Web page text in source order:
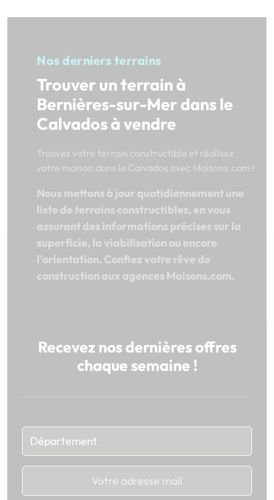
Nos derniers terrains
Trouver un terrain à
Bernières-sur-Mer dans le
Calvados à vendre
Trouvez votre terrain constructible et réalisez
votre maison dans le Calvados avec Maisons.com !
Nous mettons à jour quotidiennement une
liste de terrains constructibles, en vous
assurant des informations précises sur la
superficie, la viabilisation ou encore
l'orientation. Confiez votre rêve de
construction aux agences Maisons.com.
Recevez nos dernières offres
chaque semaine !
Chargement...